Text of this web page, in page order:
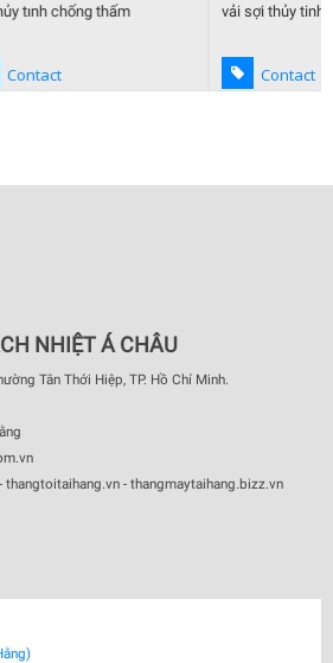
vải sợi thủy tinh
NHIỆT Á CHÂU
Tân Thới Hiệp, TP. Hồ Chí Minh.
thangtoitaihang.vn - thangmaytaihang.bizz.vn